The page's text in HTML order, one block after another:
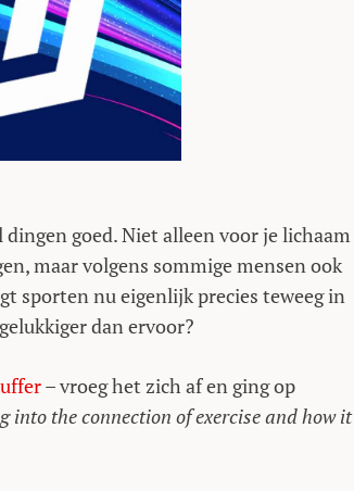
goed. Niet alleen voor je lichaam
maar volgens sommige mensen ook
sporten nu eigenlijk precies teweeg in
dan ervoor?
– vroeg het zich af en ging op
the connection of exercise and how it